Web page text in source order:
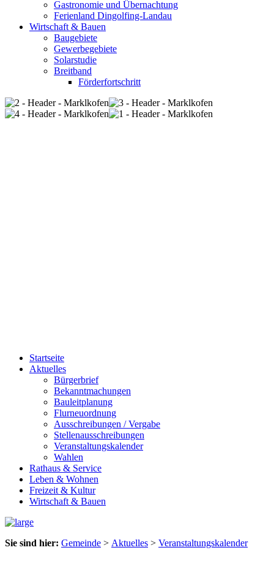
Gastronomie und Übernachtung
Ferienland Dingolfing-Landau
Wirtschaft & Bauen
Baugebiete
Gewerbegebiete
Solarstudie
Breitband
Förderfortschritt
Startseite
Aktuelles
Bürgerbrief
Bekanntmachungen
Bauleitplanung
Flurneuordnung
Ausschreibungen / Vergabe
Stellenausschreibungen
Veranstaltungskalender
Wahlen
Rathaus & Service
Leben & Wohnen
Freizeit & Kultur
Wirtschaft & Bauen
Sie sind hier: Gemeinde > Aktuelles > Veranstaltungskalender